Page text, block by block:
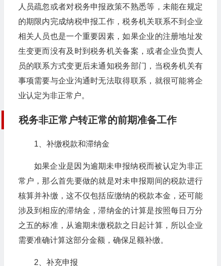
人员疏忽或者对税务申报政策不熟悉等，未能在规定
的期限内完成纳税申报工作，税务机关联系不到企业
相关人员也是一个重要因素，如果企业的注册地址发
生变更而没有及时到税务机关备案，或者企业负责人
员的联系方式变更后未通知税务部门，当税务机关有
事项需要与企业沟通时无法取得联系，就很可能将企
业认定为非正常户。
税务非正常户转正常的前期准备工作
1、补缴税款和滞纳金
如果企业是因为逾期未申报纳税而被认定为非正
常户，那么首先要做的就是对未申报期间的税款进行
核算并补缴，这不仅包括应缴纳的税款本金，还可能
涉及到相应的滞纳金，滞纳金的计算是按照每日万分
之五的标准，从逾期未缴税款之日起计算，所以企业
需要准确计算这部分金额，确保足额补缴。
2、补充申报